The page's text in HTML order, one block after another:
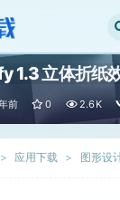
1.3 立体折纸
前 0 2.6K
应用下载 图形设